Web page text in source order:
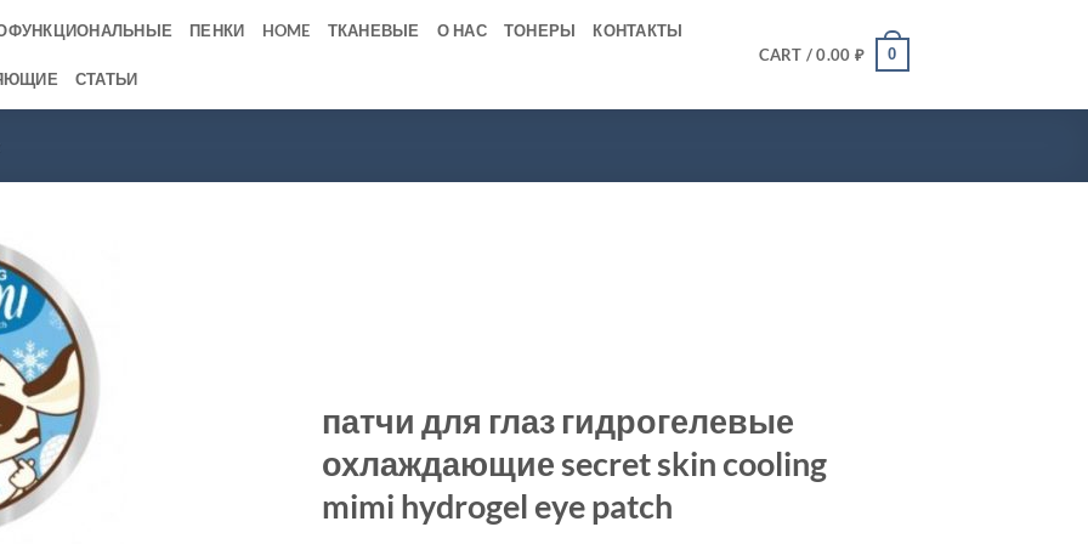
ПЕНКИ HOME ТКАНЕВЫЕ О НАС ТОНЕРЫ КОНТАКТЫ
СТАТЬИ
CART /0.00 ₽ 0
патчи для глаз гидрогелевые
охлаждающие secret skin cooling
mimi hydrogel eye patch